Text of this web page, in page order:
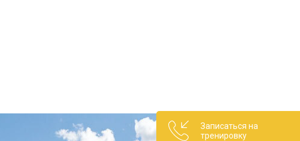
Записаться на
тренировку